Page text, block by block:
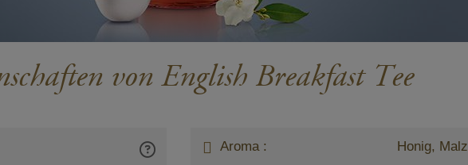
von English Breakfast Tee
Aroma : Honig, Malz